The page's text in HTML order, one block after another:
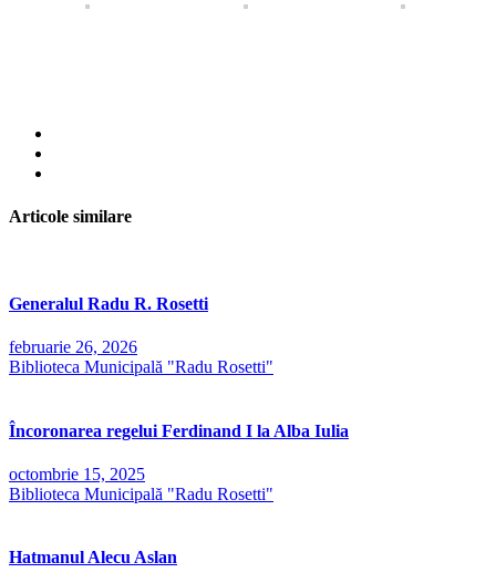
Articole similare
Generalul Radu R. Rosetti
februarie 26, 2026
Biblioteca Municipală "Radu Rosetti"
Încoronarea regelui Ferdinand I la Alba Iulia
octombrie 15, 2025
Biblioteca Municipală "Radu Rosetti"
Hatmanul Alecu Aslan